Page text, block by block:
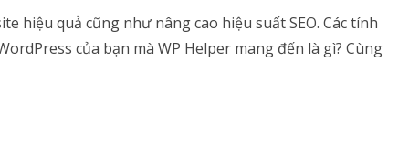
hiệu quả cũng như nâng cao hiệu suất SEO. Các tính
của bạn mà WP Helper mang đến là gì? Cùng